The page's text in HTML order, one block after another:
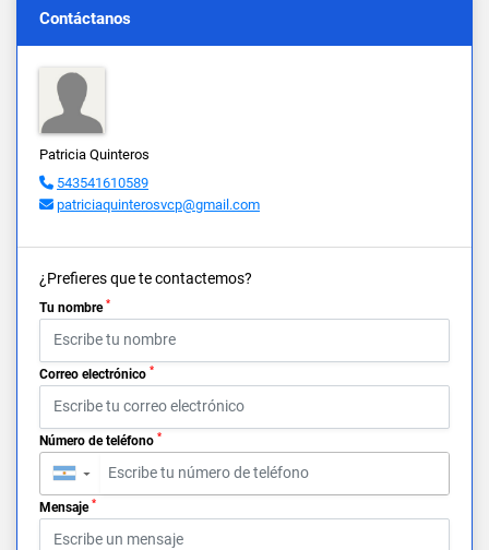
Contáctanos
Patricia Quinteros
543541610589
patriciaquinterosvcp@gmail.com
¿Prefieres que te contactemos?
Tu nombre *
Correo electrónico *
Número de teléfono *
▼
Mensaje *